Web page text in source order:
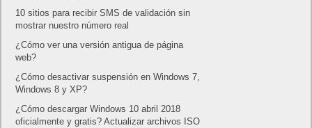
10 sitios para recibir SMS de validación sin
mostrar nuestro número real
¿Cómo ver una versión antigua de página
web?
¿Cómo desactivar suspensión en Windows 7,
Windows 8 y XP?
¿Cómo descargar Windows 10 abril 2018
oficialmente y gratis? Actualizar archivos ISO